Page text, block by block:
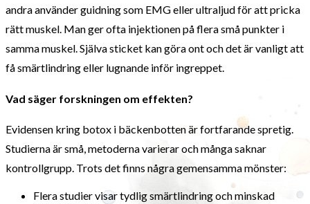
andra använder guidning som EMG eller ultraljud för att pricka
rätt muskel. Man ger ofta injektionen på flera små punkter i
samma muskel. Själva sticket kan göra ont och det är vanligt att
få smärtlindring eller lugnande inför ingreppet.
Vad säger forskningen om effekten?
Evidensen kring botox i bäckenbotten är fortfarande spretig.
Studierna är små, metoderna varierar och många saknar
kontrollgrupp. Trots det finns några gemensamma mönster:
Flera studier visar tydlig smärtlindring och minskad